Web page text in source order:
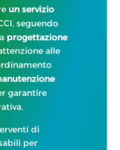
un servizio
seguendo
progettazione
alle
garantire
di
per